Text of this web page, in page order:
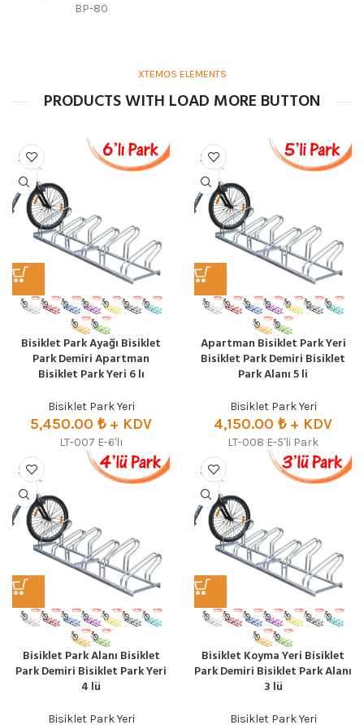
BP-80
XTEMOS ELEMENTS
PRODUCTS WITH LOAD MORE BUTTON
Bisiklet Park Ayağı Bisiklet
Park Demiri Apartman
Bisiklet Park Yeri 6 lı
Bisiklet Park Yeri
5,450.00 ₺+ KDV
LT-007 E-6'lı
Apartman Bisiklet Park Yeri
Bisiklet Park Demiri Bisiklet
Park Alanı 5 li
Bisiklet Park Yeri
4,150.00 ₺+ KDV
LT-008 E-5'li Park
Bisiklet Park Alanı Bisiklet
Park Demiri Bisiklet Park Yeri
4 lü
Bisiklet Park Yeri
Bisiklet Koyma Yeri Bisiklet
Park Demiri Bisiklet Park Alanı
3 lü
Bisiklet Park Yeri